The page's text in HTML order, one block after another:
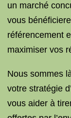
un marché
vous
référencement
maximiser vos
Nous sommes
votre stratégie
vous aider à